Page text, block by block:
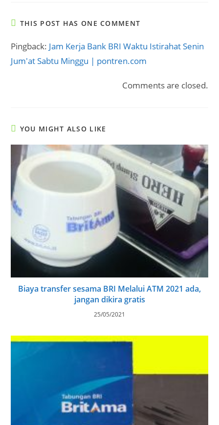
THIS POST HAS ONE COMMENT
Pingback: Jam Kerja Bank BRI Waktu Istirahat Senin
Jum'at Sabtu Minggu | pontren.com
Comments are closed.
YOU MIGHT ALSO LIKE
Biaya transfer sesama BRI Melalui ATM 2021 ada,
jangan dikira gratis
25/05/2021